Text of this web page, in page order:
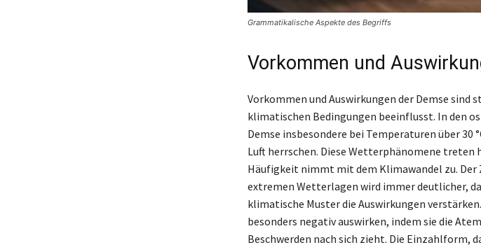
Grammatikalische Aspekte des Begriffs
Vorkommen und
Vorkommen und Auswirkungen der Demse sind
klimatischen Bedingungen beeinflusst. In den
Demse insbesondere bei Temperaturen über 30
Luft herrschen. Diese Wetterphänomene treten
Häufigkeit nimmt mit dem Klimawandel zu. Der
extremen Wetterlagen wird immer deutlicher,
klimatische Muster die Auswirkungen
besonders negativ auswirken, indem sie die
Beschwerden nach sich zieht. Die Einzahlform,